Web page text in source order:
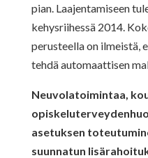
pian. Laajentamiseen
kehysriihessä 2014.
perusteella on ilmeistä,
tehdä automaattisen
Neuvolatoimintaa,
asetuksen
suunnatun